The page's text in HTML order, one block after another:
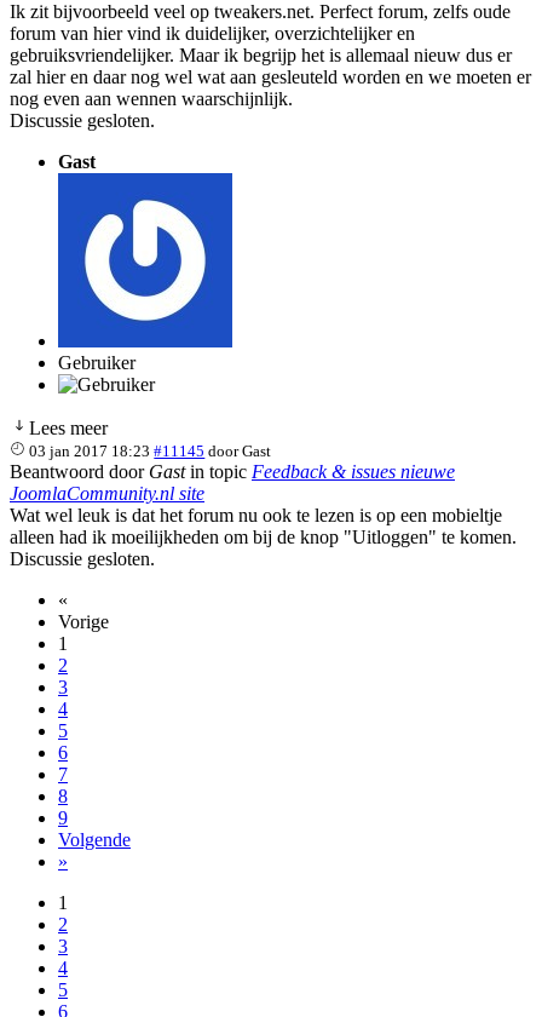
Ik zit bijvoorbeeld veel op tweakers.net. Perfect forum, zelfs oude
forum van hier vind ik duidelijker, overzichtelijker en
gebruiksvriendelijker. Maar ik begrijp het is allemaal nieuw dus er
zal hier en daar nog wel wat aan gesleuteld worden en we moeten er
nog even aan wennen waarschijnlijk.
Discussie gesloten.
Gast
Gebruiker
Lees meer
03 jan 2017 18:23 #11145 doorGast
Beantwoord door Gastin topic Feedback & issues nieuwe
JoomlaCommunity.nl site
Wat wel leuk is dat het forum nu ook te lezen is op een mobieltje
alleen had ik moeilijkheden om bij de knop "Uitloggen" te komen.
Discussie gesloten.
«
Vorige
1
2
3
4
5
6
7
8
9
Volgende
»
1
2
3
4
5
6